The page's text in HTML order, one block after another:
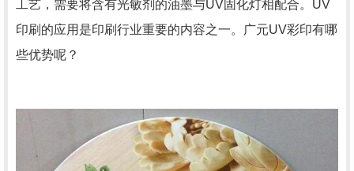
工艺，需要将含有光敏剂的油墨与UV固化灯相配合。UV
印刷的应用是印刷行业重要的内容之一。广元UV彩印有哪
些优势呢？